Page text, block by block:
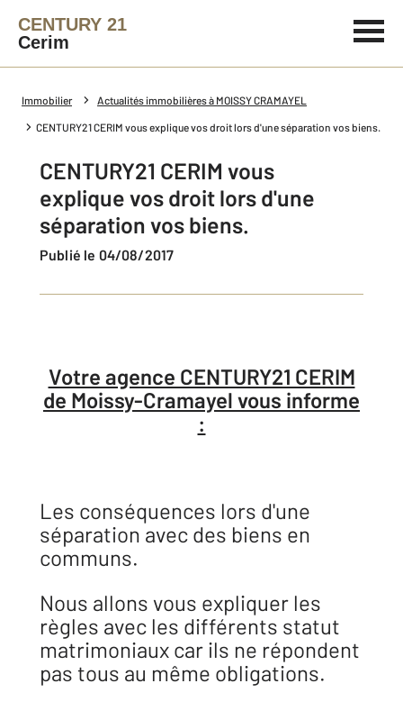
CENTURY 21
Cerim
Immobilier Actualités immobilières à MOISSY CRAMAYEL
CENTURY21 CERIM vous explique vos droit lors d'une séparation vos biens.
CENTURY21 CERIM vous
explique vos droit lors d'une
séparation vos biens.
Publié le 04/08/2017
Votre agence CENTURY21 CERIM
de Moissy-Cramayel vous informe
:
Les conséquences lors d'une
séparation avec des biens en
communs.
Nous allons vous expliquer les
règles avec les différents statut
matrimoniaux car ils ne répondent
pas tous au même obligations.